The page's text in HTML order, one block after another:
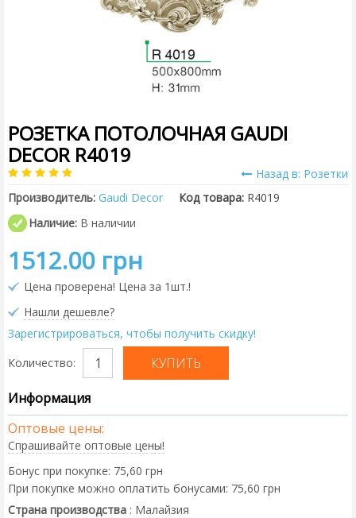
РОЗЕТКА ПОТОЛОЧНАЯ GAUDI
DECOR R4019
Назад в: Розетки
Производитель: Gaudi Decor Код товара: R4019
Наличие: В наличии
1512.00 грн
Цена проверена! Цена за 1шт.!
Нашли дешевле?
Зарегистрироваться, чтобы получить скидку!
Количество:
Информация
Оптовые цены:
Спрашивайте оптовые цены!
Бонус при покупке: 75,60 грн
При покупке можно оплатить бонусами: 75,60 грн
Страна производства : Малайзия